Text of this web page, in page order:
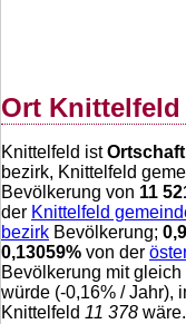
Ort
Knittelfeld istOrtschaft
bezirk, Knittelfeld
Bevölkerung von 11
der Knittelfeld
bezirk Bevölkerung;
0,13059% von der
Bevölkerung mit
würde (-0,16% / Jahr),
Knittelfeld 11 378 wäre.